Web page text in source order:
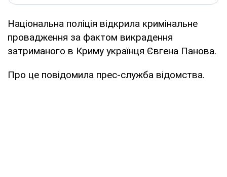
Національна поліція відкрила кримінальне
провадження за фактом викрадення
затриманого в Криму українця Євгена Панова.
Про це повідомила прес-служба відомства.